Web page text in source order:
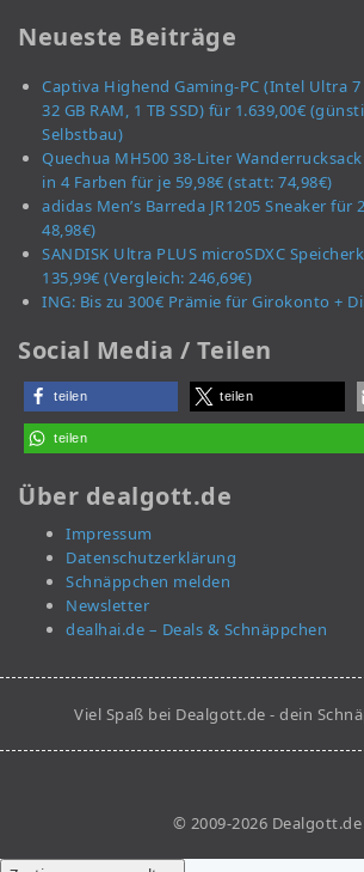
Neueste Beiträge
Captiva Highend Gaming-PC (Intel Ultra 7
32 GB RAM, 1 TB SSD) für 1.639,00€
Selbstbau)
Quechua MH500 38-Liter
in 4 Farben für je 59,98€ (statt: 74,98€)
adidas Men’s Barreda JR1205 Sneaker für
48,98€)
SANDISK Ultra PLUS microSDXC
135,99€ (Vergleich: 246,69€)
ING: Bis zu 300€ Prämie für Girokonto +
Social Media / Teilen
teilen teilen
teilen
Über dealgott.de
Impressum
Datenschutzerklärung
Schnäppchen melden
Newsletter
dealhai.de – Deals & Schnäppchen
Viel Spaß bei Dealgott.de - dein
© 2009-2026 Dealgott.de